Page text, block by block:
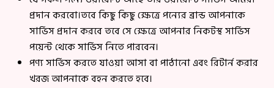
প্রদান করবো।তবে কিছু কিছু ক্ষেত্রে পন্যের ব্রান্ড আপনাকে
সার্ভিস প্রদান করবে তবে সে ক্ষেত্রে আপনার নিকটস্থ সার্ভিস
পয়েন্ট থেকে সার্ভিস নিতে পারবেন।
পণ্য সার্ভিস করতে যাওয়া আসা বা পাঠানো এবং রিটার্ন করার
খরজ আপনাকে বহন করতে হবে।